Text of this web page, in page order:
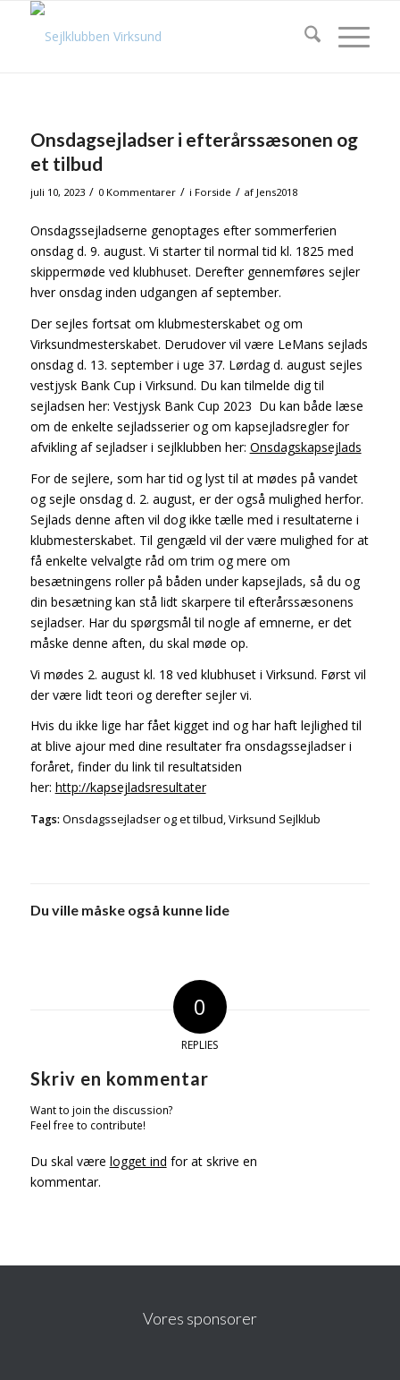
Onsdagsejladser i efterårssæsonen og
et tilbud
juli 10, 2023 / 0 Kommentarer / i Forside / af Jens2018
Onsdagssejladserne genoptages efter sommerferien
onsdag d. 9. august. Vi starter til normal tid kl. 1825 med
skippermøde ved klubhuset. Derefter gennemføres sejler
hver onsdag inden udgangen af september.
Der sejles fortsat om klubmesterskabet og om
Virksundmesterskabet. Derudover vil være LeMans sejlads
onsdag d. 13. september i uge 37. Lørdag d. august sejles
vestjysk Bank Cup i Virksund. Du kan tilmelde dig til
sejladsen her: Vestjysk Bank Cup 2023 Du kan både læse
om de enkelte sejladsserier og om kapsejladsregler for
afvikling af sejladser i sejlklubben her: Onsdagskapsejlads
For de sejlere, som har tid og lyst til at mødes på vandet
og sejle onsdag d. 2. august, er der også mulighed herfor.
Sejlads denne aften vil dog ikke tælle med i resultaterne i
klubmesterskabet. Til gengæld vil der være mulighed for at
få enkelte velvalgte råd om trim og mere om
besætningens roller på båden under kapsejlads, så du og
din besætning kan stå lidt skarpere til efterårssæsonens
sejladser. Har du spørgsmål til nogle af emnerne, er det
måske denne aften, du skal møde op.
Vi mødes 2. august kl. 18 ved klubhuset i Virksund. Først vil
der være lidt teori og derefter sejler vi.
Hvis du ikke lige har fået kigget ind og har haft lejlighed til
at blive ajour med dine resultater fra onsdagssejladser i
foråret, finder du link til resultatsiden
her: http://kapsejladsresultater
Tags: Onsdagssejladser og et tilbud,Virksund Sejlklub
Du ville måske også kunne lide
0
REPLIES
Skriv en kommentar
Want to join the discussion?
Feel free to contribute!
Du skal være logget ind for at skrive en
kommentar.
Vores sponsorer